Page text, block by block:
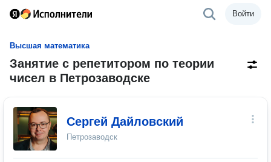
Войти
Высшая математика
Занятие с репетитором по теории
чисел в Петрозаводске
Сергей Дайловский
Петрозаводск